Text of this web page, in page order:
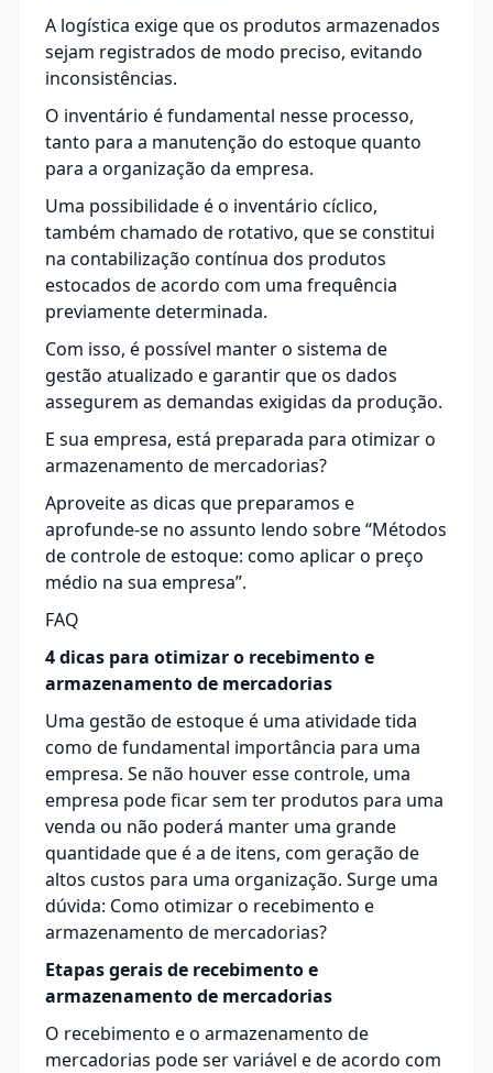
A logística exige que os produtos armazenados
sejam registrados de modo preciso, evitando
inconsistências.
O inventário é fundamental nesse processo,
tanto para a manutenção do estoque quanto
para a organização da empresa.
Uma possibilidade é o inventário cíclico,
também chamado de rotativo, que se constitui
na contabilização contínua dos produtos
estocados de acordo com uma frequência
previamente determinada.
Com isso, é possível manter o sistema de
gestão atualizado e garantir que os dados
assegurem as demandas exigidas da produção.
E sua empresa, está preparada para otimizar o
armazenamento de mercadorias?
Aproveite as dicas que preparamos e
aprofunde-se no assunto lendo sobre “Métodos
de controle de estoque: como aplicar o preço
médio na sua empresa”.
FAQ
4 dicas para otimizar o recebimento e
armazenamento de mercadorias
Uma gestão de estoque é uma atividade tida
como de fundamental importância para uma
empresa. Se não houver esse controle, uma
empresa pode ficar sem ter produtos para uma
venda ou não poderá manter uma grande
quantidade que é a de itens, com geração de
altos custos para uma organização. Surge uma
dúvida: Como otimizar o recebimento e
armazenamento de mercadorias?
Etapas gerais de recebimento e
armazenamento de mercadorias
O recebimento e o armazenamento de
mercadorias pode ser variável e de acordo com